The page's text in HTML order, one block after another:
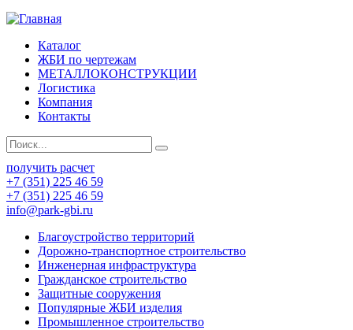
Каталог
ЖБИ по чертежам
МЕТАЛЛОКОНСТРУКЦИИ
Логистика
Компания
Контакты
получить расчет
+7 (351) 225 46 59
+7 (351) 225 46 59
info@park-gbi.ru
Благоустройство территорий
Дорожно-транспортное строительство
Инженерная инфраструктура
Гражданское строительство
Защитные сооружения
Популярные ЖБИ изделия
Промышленное строительство